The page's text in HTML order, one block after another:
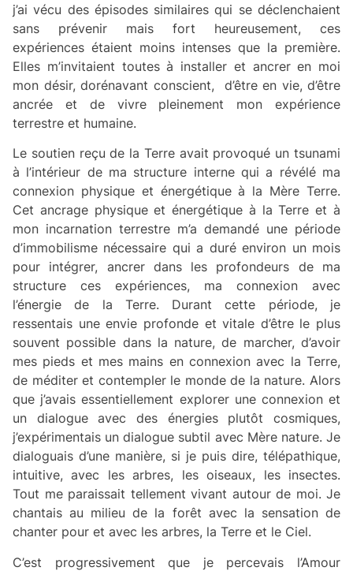
j’ai vécu des épisodes similaires qui se déclenchaient
sans prévenir mais fort heureusement, ces
expériences étaient moins intenses que la première.
Elles m’invitaient toutes à installer et ancrer en moi
mon désir, dorénavant conscient, d’être en vie, d’être
ancrée et de vivre pleinement mon expérience
terrestre et humaine.
Le soutien reçu de la Terre avait provoqué un tsunami
à l’intérieur de ma structure interne qui a révélé ma
connexion physique et énergétique à la Mère Terre.
Cet ancrage physique et énergétique à la Terre et à
mon incarnation terrestre m’a demandé une période
d’immobilisme nécessaire qui a duré environ un mois
pour intégrer, ancrer dans les profondeurs de ma
structure ces expériences, ma connexion avec
l’énergie de la Terre. Durant cette période, je
ressentais une envie profonde et vitale d’être le plus
souvent possible dans la nature, de marcher, d’avoir
mes pieds et mes mains en connexion avec la Terre,
de méditer et contempler le monde de la nature. Alors
que j’avais essentiellement explorer une connexion et
un dialogue avec des énergies plutôt cosmiques,
j’expérimentais un dialogue subtil avec Mère nature. Je
dialoguais d’une manière, si je puis dire, télépathique,
intuitive, avec les arbres, les oiseaux, les insectes.
Tout me paraissait tellement vivant autour de moi. Je
chantais au milieu de la forêt avec la sensation de
chanter pour et avec les arbres, la Terre et le Ciel.
C’est progressivement que je percevais l’Amour